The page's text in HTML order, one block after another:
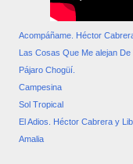
Acompáñame. Héctor
Las Cosas Que Me alejan De
Pájaro Chogüí.
Campesina
Sol Tropical
El Adios. Héctor Cabrera y
Amalia